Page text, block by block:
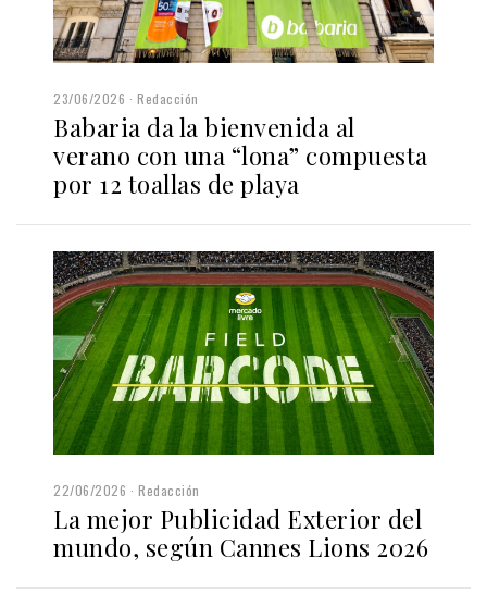
23/06/2026 Redacción
Babaria da la bienvenida al
verano con una “lona” compuesta
por 12 toallas de playa
22/06/2026 Redacción
La mejor Publicidad Exterior del
mundo, según Cannes Lions 2026